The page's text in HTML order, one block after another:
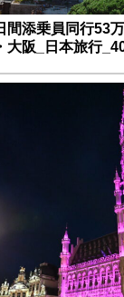
間添乗員同行53
大阪_日本旅行